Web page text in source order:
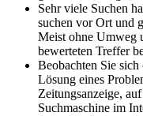
Sehr viele Suchen
suchen vor Ort und
Meist ohne Umweg
bewerteten Treffer
Beobachten Sie
Lösung eines
Zeitungsanzeige,
Suchmaschine im